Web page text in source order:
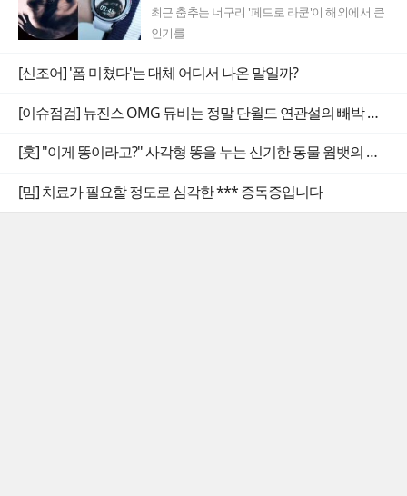
최근 춤추는 너구리 '페드로 라쿤'이 해외에서 큰
인기를
[신조어] '폼 미쳤다'는 대체 어디서 나온 말일까?
[이슈점검] 뉴진스 OMG 뮤비는 정말 단월드 연관설의 빼박 증거일까
[훗] "이게 똥이라고?" 사각형 똥을 누는 신기한 동물 웜뱃의 비밀
[밈] 치료가 필요할 정도로 심각한 *** 증독증입니다